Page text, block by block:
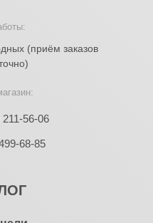
(приём заказов
56-06
68-85